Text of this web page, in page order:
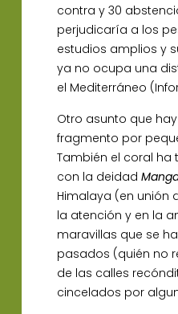
contra y 30
perjudicaría a los
estudios amplios y
ya no ocupa una
el Mediterráneo
Otro asunto que
fragmento por
También el coral ha
con la deidad
Himalaya (en unión
la atención y en la
maravillas que se
pasados (quién no
de las calles
cincelados por